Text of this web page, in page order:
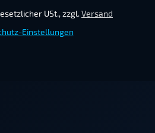
USt., zzgl.Versand
Einstellungen